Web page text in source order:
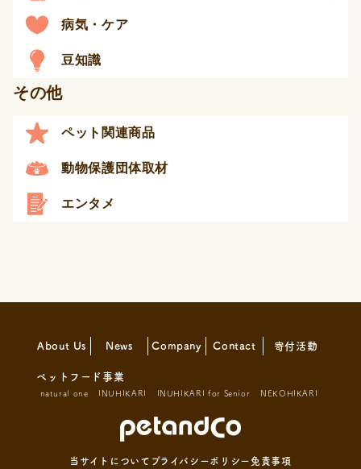
病気・ケア
豆知識
その他
ペット関連商品
動物保護団体取材
エンタメ
About Us News Company Contact 寄付活動
ペットフード事業
natural one INUHIKARI INUHIKARI for Senior NEKOHIKARI
当サイトについて プライバシーポリシー 免責事項